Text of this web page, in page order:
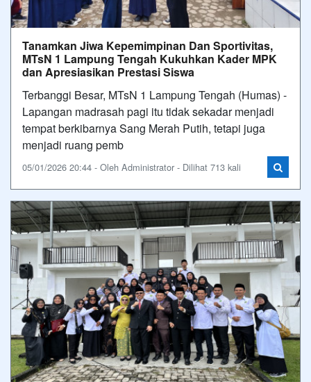
Tanamkan Jiwa Kepemimpinan Dan Sportivitas,
MTsN 1 Lampung Tengah Kukuhkan Kader MPK
dan Apresiasikan Prestasi Siswa
Terbanggi Besar, MTsN 1 Lampung Tengah (Humas) -
Lapangan madrasah pagi itu tidak sekadar menjadi
tempat berkibarnya Sang Merah Putih, tetapi juga
menjadi ruang pemb
05/01/2026 20:44 - Oleh Administrator - Dilihat 713 kali